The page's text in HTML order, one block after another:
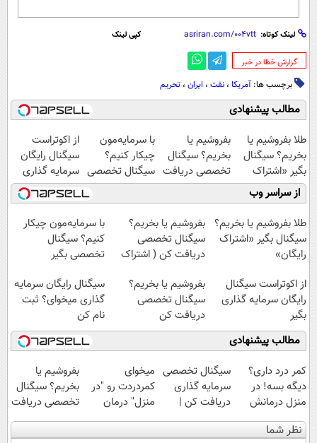
لینک کوتاه: کپی لینک
‌گزارش خطا در خبر
برچسب ها: آمریکا ، نفت ، ایران ، تحریم
مطالب پیشنهادی
طلا بفروشیم یا
بخریم؟ سیگنال
بگیر «اشتراک
رایگان»
بفروشیم یا
بخریم؟ سیگنال
تخصصی دریافت
کن ( اشتراک
رایگان )
با سرمایه‌مون
چیکار کنیم؟
سیگنال تخصصی
بگیر
از اکوتراست
سیگنال رایگان
سرمایه گذاری
بگیر
از سراسر وب
طلا بفروشیم یا بخریم؟
سیگنال بگیر «اشتراک
رایگان»
بفروشیم یا بخریم؟
سیگنال تخصصی
دریافت کن ( اشتراک
با سرمایه‌مون چیکار
کنیم؟ سیگنال
تخصصی بگیر
از اکوتراست سیگنال
رایگان سرمایه گذاری
بگیر
بفروشیم یا بخریم؟
سیگنال تخصصی
دریافت کن
سیگنال رایگان سرمایه
گذاری میخوای؟ ثبت
نام کن
مطالب پیشنهادی
کمر درد داری؟
دیگه بسه! در
منزل درمانش
کن
(◀پرسش‌نامه)
سیگنال تخصصی
سرمایه گذاری
دریافت کن |
اشتراک رایگان
میخوای
کمردردت رو "در
منزل" درمان
کنی؟ (◂فیلم +
◂پرسش‌نامه)
بفروشیم یا
بخریم؟ سیگنال
تخصصی دریافت
کن ( اشتراک
رایگان )
نظر شما